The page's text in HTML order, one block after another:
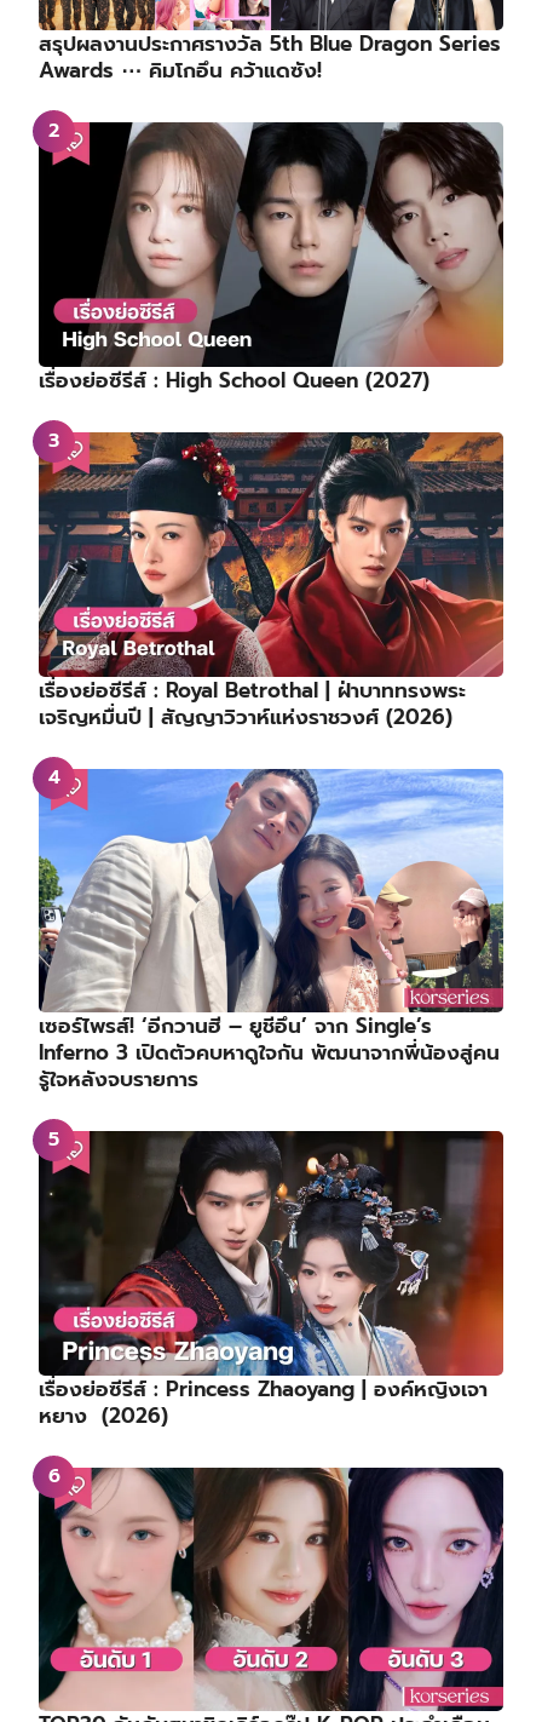
สรุปผลงานประกาศรางวัล 5th Blue Dragon Series
Awards ⋯ คิมโกอึน คว้าแดซัง!
เรื่องย่อซีรีส์ : High School Queen (2027)
เรื่องย่อซีรีส์ : Royal Betrothal | ฝ่าบาททรงพระ
เจริญหมื่นปี | สัญญาวิวาห์แห่งราชวงศ์ (2026)
เซอร์ไพรส์! ‘อีกวานฮี – ยูชีอึน’ จาก Single’s
Inferno 3 เปิดตัวคบหาดูใจกัน พัฒนาจากพี่น้องสู่คน
รู้ใจหลังจบรายการ
เรื่องย่อซีรีส์ : Princess Zhaoyang | องค์หญิงเจา
หยาง (2026)